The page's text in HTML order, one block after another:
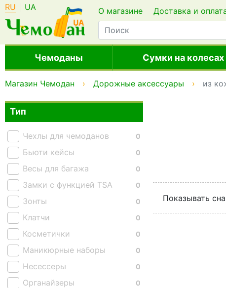
RU UA О магазине Доставка и
Чемоданы Сумки на колесах
Магазин Чемодан Дорожные аксессуары из
Показывать
Тип
0
Чехлы для чемоданов
0
Бьюти кейсы
0
Весы для багажа
0
Замки с функцией TSA
0
Зонты
0
Клатчи
0
Косметички
0
Маникюрные наборы
0
Несессеры
0
Органайзеры